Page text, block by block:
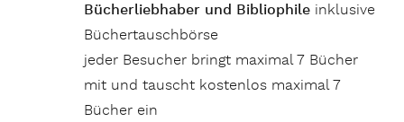
Bücherliebhaber und Bibliophile inklusive
Büchertauschbörse
jeder Besucher bringt maximal 7 Bücher
mit und tauscht kostenlos maximal 7
Bücher ein